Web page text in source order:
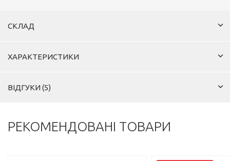
СКЛАД
ХАРАКТЕРИСТИКИ
ВІДГУКИ (5)
РЕКОМЕНДОВАНІ ТОВАРИ